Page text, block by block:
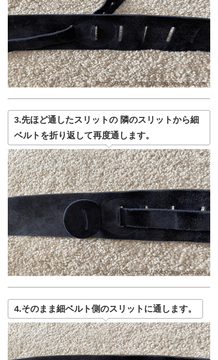
3.先ほど通したスリットの 隣のスリットから細
ベルトを折り返して再度通します。
4.そのまま細ベルト側のスリットに通します。